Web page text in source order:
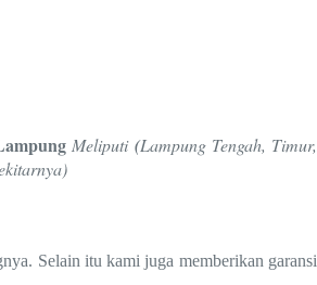
Meliputi(Lampung Tengah, Timur,
)
Selain itu kami juga memberikan garansi